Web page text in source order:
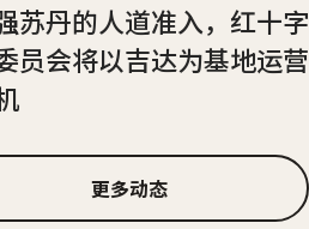
苏丹的人道准入，红十字
员会将以吉达为基地运营
更多动态